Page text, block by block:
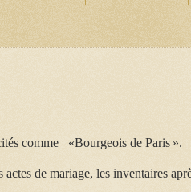
comme «Bourgeois de Paris ».
de mariage, les inventaires